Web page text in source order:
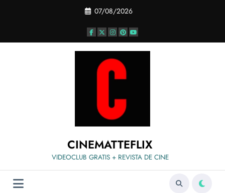
07/08/2026
CINEMATTEFLIX
VIDEOCLUB GRATIS + REVISTA DE CINE